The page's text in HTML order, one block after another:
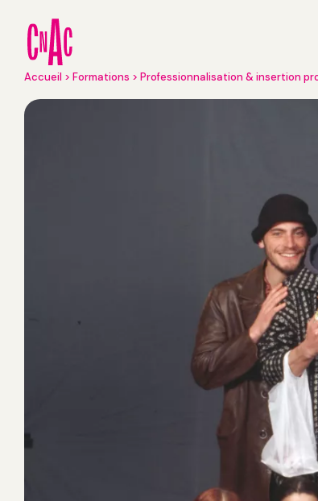
contenu
principal
Fil
Accueil Formations Professionnalisation & insertion